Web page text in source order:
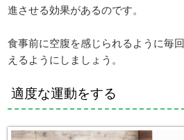
進させる効果があるのです。
食事前に空腹を感じられるように毎
えるようにしましょう。
適度な運動をする